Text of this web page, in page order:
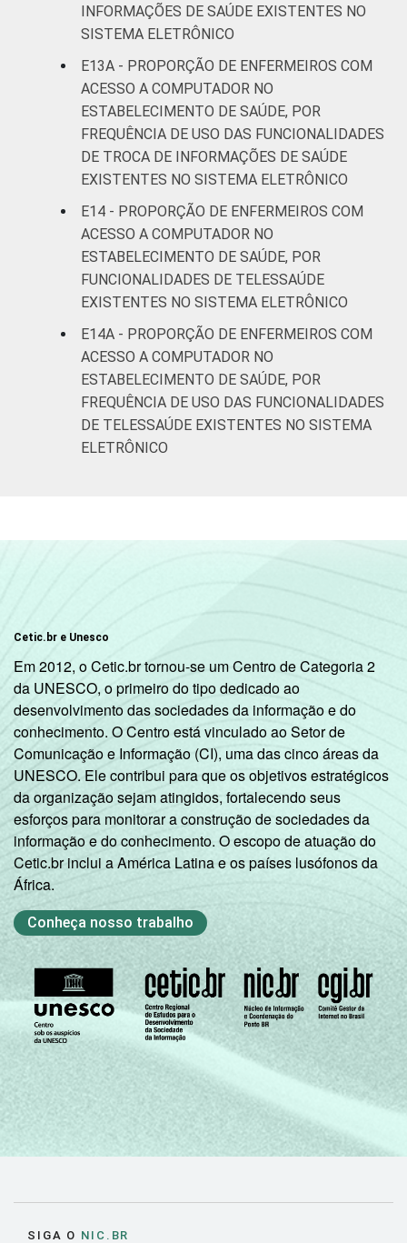
INFORMAÇÕES DE SAÚDE EXISTENTES NO
SISTEMA ELETRÔNICO
E13A - PROPORÇÃO DE ENFERMEIROS COM
ACESSO A COMPUTADOR NO
ESTABELECIMENTO DE SAÚDE, POR
FREQUÊNCIA DE USO DAS FUNCIONALIDADES
DE TROCA DE INFORMAÇÕES DE SAÚDE
EXISTENTES NO SISTEMA ELETRÔNICO
E14 - PROPORÇÃO DE ENFERMEIROS COM
ACESSO A COMPUTADOR NO
ESTABELECIMENTO DE SAÚDE, POR
FUNCIONALIDADES DE TELESSAÚDE
EXISTENTES NO SISTEMA ELETRÔNICO
E14A - PROPORÇÃO DE ENFERMEIROS COM
ACESSO A COMPUTADOR NO
ESTABELECIMENTO DE SAÚDE, POR
FREQUÊNCIA DE USO DAS FUNCIONALIDADES
DE TELESSAÚDE EXISTENTES NO SISTEMA
ELETRÔNICO
Cetic.br e Unesco
Em 2012, o Cetic.br tornou-se um Centro de Categoria 2
da UNESCO, o primeiro do tipo dedicado ao
desenvolvimento das sociedades da informação e do
conhecimento. O Centro está vinculado ao Setor de
Comunicação e Informação (CI), uma das cinco áreas da
UNESCO. Ele contribui para que os objetivos estratégicos
da organização sejam atingidos, fortalecendo seus
esforços para monitorar a construção de sociedades da
informação e do conhecimento. O escopo de atuação do
Cetic.br inclui a América Latina e os países lusófonos da
África.
Conheça nosso trabalho
SIGA O NIC.BR